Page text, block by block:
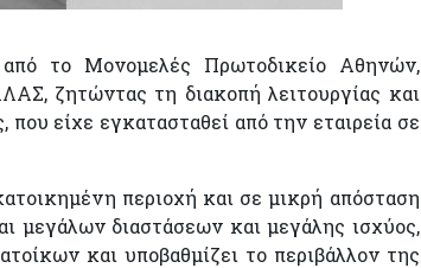
το Μονομελές Πρωτοδικείο Αθηνών,
ζητώντας τη διακοπή λειτουργίας και
είχε εγκατασταθεί από την εταιρεία σε
περιοχή και σε μικρή απόσταση
μεγάλων διαστάσεων και μεγάλης ισχύος,
και υποβαθμίζει το περιβάλλον της